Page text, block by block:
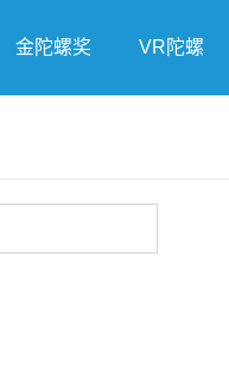
金陀螺奖 VR陀螺